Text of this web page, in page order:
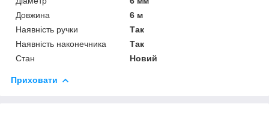
Довжина
6 м
Наявність ручки
Так
Наявність наконечника
Так
Стан
Новий
Приховати